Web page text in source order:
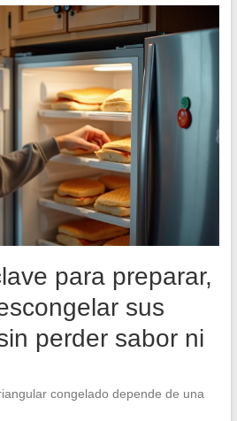
para preparar,
sus
perder sabor ni
congelado depende de una